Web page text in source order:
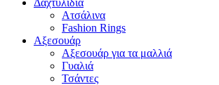
Δαχτυλίδια
Ατσάλινα
Fashion Rings
Αξεσουάρ
Aξεσουάρ για τα μαλλιά
Γυαλιά
Τσάντες